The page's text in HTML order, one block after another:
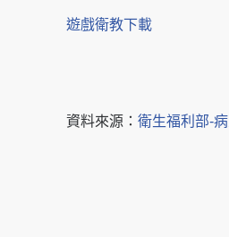
遊戲衛教下載
資料來源： 衛生福利部-